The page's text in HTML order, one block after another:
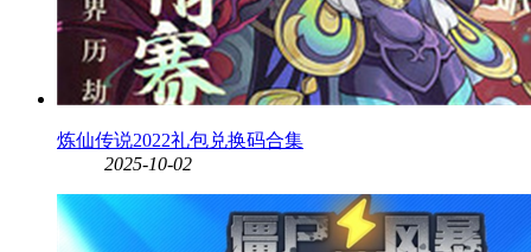
炼仙传说2022礼包兑换码合集
2025-10-02